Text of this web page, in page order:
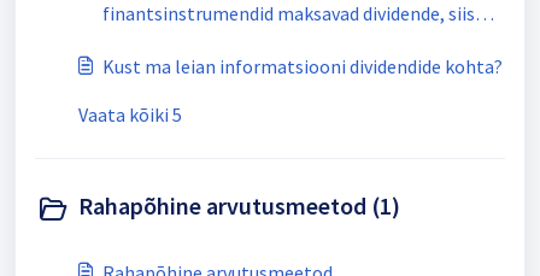
finantsinstrumendid maksavad dividende, siis
Kust ma leian informatsiooni dividendide kohta?
Vaata kõiki 5
Rahapõhine arvutusmeetod (1)